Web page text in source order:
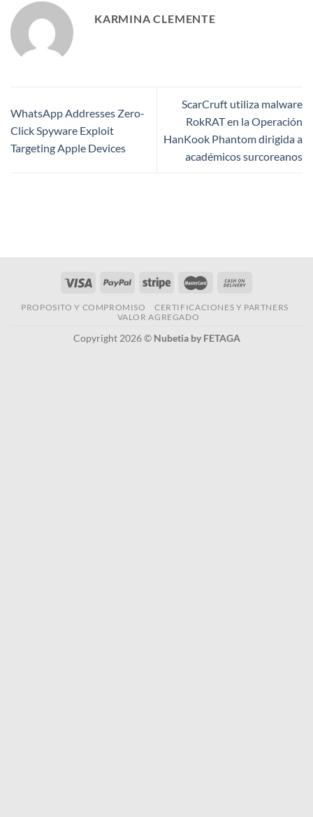
KARMINA CLEMENTE
WhatsApp Addresses Zero-
Click Spyware Exploit
Targeting Apple Devices
ScarCruft utiliza malware
RokRAT en la Operación
HanKook Phantom dirigida a
académicos surcoreanos
PROPOSITO Y COMPROMISO
CERTIFICACIONES Y PARTNERS
VALOR AGREGADO
Copyright 2026 © Nubetia by FETAGA